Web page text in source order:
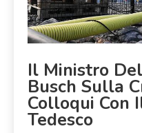
Il Ministro
Busch Sulla
Colloqui Con
Tedesco